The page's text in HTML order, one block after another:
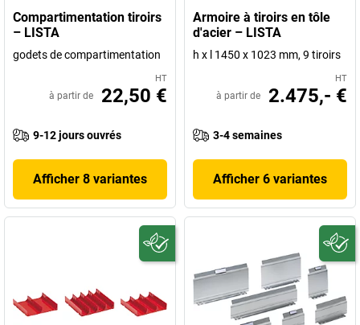
Compartimentation tiroirs
– LISTA
godets de compartimentation
HT
à partir de 22,50 €
9-12 jours ouvrés
Afficher 8 variantes
Armoire à tiroirs en tôle
d'acier – LISTA
h x l 1450 x 1023 mm, 9 tiroirs
HT
à partir de 2.475,- €
3-4 semaines
Afficher 6 variantes